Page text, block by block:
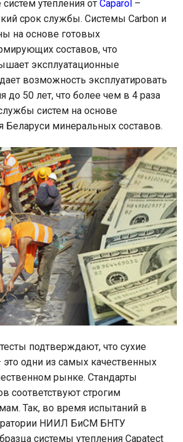
утепления от Caparol –
срок службы. Системы Carbon и
на основе готовых
составов, что
эксплуатационные
возможность эксплуатировать
до 50 лет, что более чем в 4 раза
систем на основе
Беларуси минеральных составов.
подтверждают, что сухие
это одни из самых качественных
рынке. Стандарты
соответствуют строгим
Так, во время испытаний в
НИИЛ БиСМ БНТУ
системы утепления Capatect